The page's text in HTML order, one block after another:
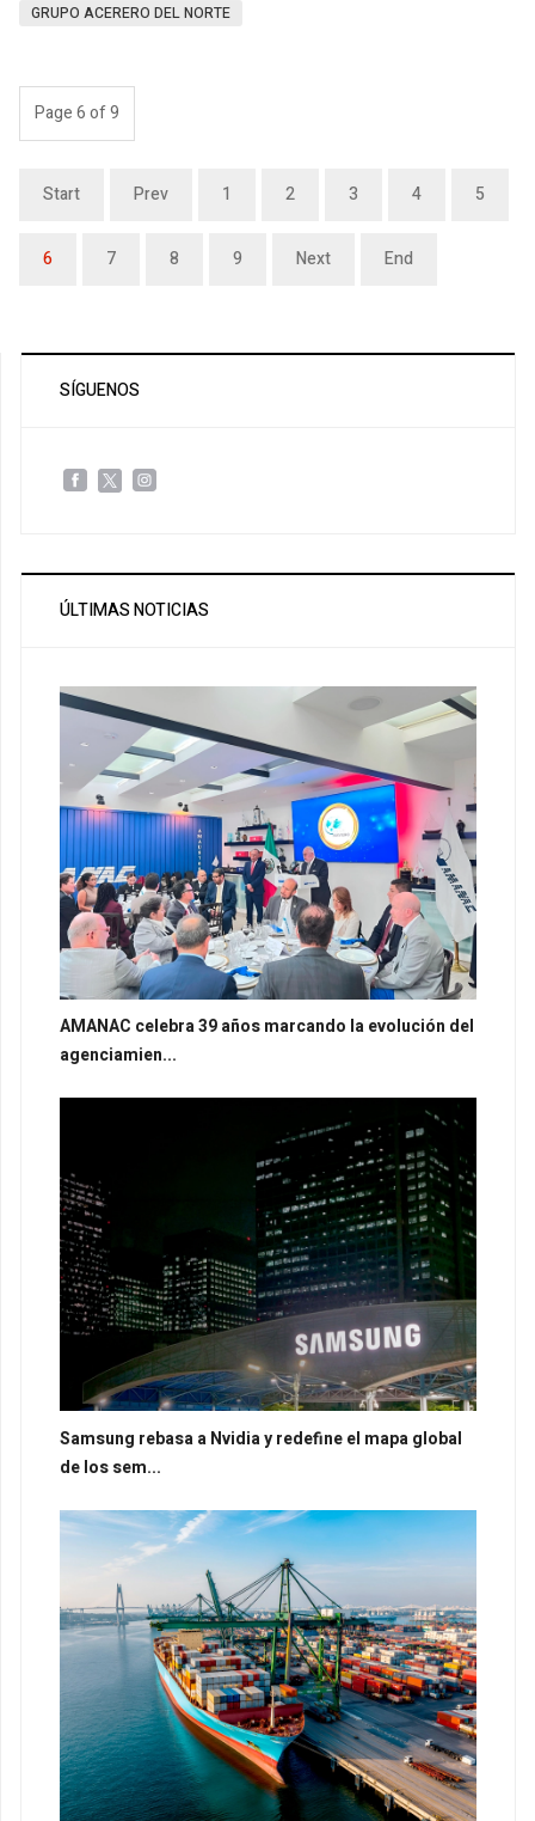
GRUPO ACERERO DEL NORTE
Page 6 of 9
Start Prev 1 2 3 4 5
6 7 8 9 Next End
SÍGUENOS
ÚLTIMAS NOTICIAS
AMANAC celebra 39 años marcando la evolución del
agenciamien...
Samsung rebasa a Nvidia y redefine el mapa global
de los sem...